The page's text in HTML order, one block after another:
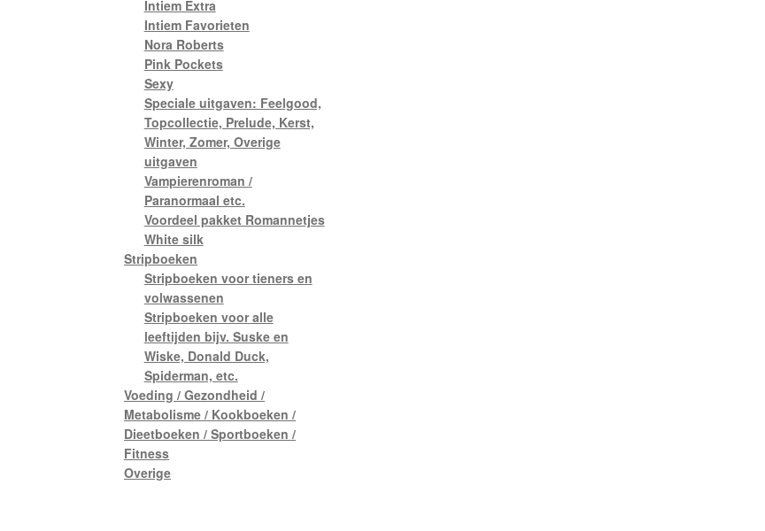
Intiem Extra
Intiem Favorieten
Nora Roberts
Pink Pockets
Sexy
Speciale uitgaven: Feelgood,
Topcollectie, Prelude, Kerst,
Winter, Zomer, Overige
uitgaven
Vampierenroman /
Paranormaal etc.
Voordeel pakket Romannetjes
White silk
Stripboeken
Stripboeken voor tieners en
volwassenen
Stripboeken voor alle
leeftijden bijv. Suske en
Wiske, Donald Duck,
Spiderman, etc.
Voeding / Gezondheid /
Metabolisme / Kookboeken /
Dieetboeken / Sportboeken /
Fitness
Overige